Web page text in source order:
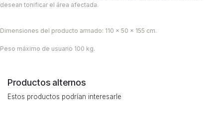
desean tonificar el área afectada.
Dimensiones del producto armado: 110 x 50 x 155 cm.
Peso máximo de usuario 100 kg.
Productos alternos
Estos productos podrían interesarle